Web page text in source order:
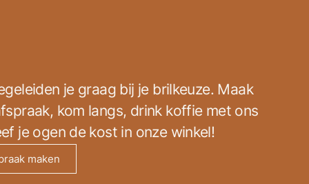
je graag bij je brilkeuze. Maak
kom langs, drink koffie met ons
je ogen de kost in onze winkel!
maken